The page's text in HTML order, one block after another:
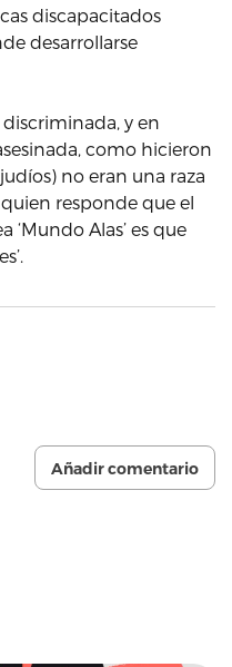
discapacitados
desarrollarse
y en
como hicieron
no eran una raza
responde que el
Alas’ es que
Añadir comentario